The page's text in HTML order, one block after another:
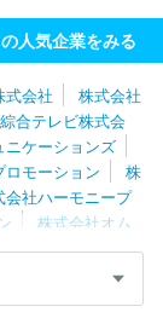
人気企業をみる
式会社
株式会社
合テレビ株式会
ケーションズ
モーション
株
会社ハーモニープ
株式会社オム
会社テクノネット